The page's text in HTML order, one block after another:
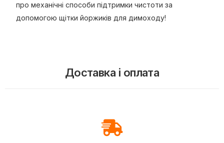
про механічні способи підтримки чистоти за
допомогою щітки йоржиків для димоходу!
Доставка і оплата